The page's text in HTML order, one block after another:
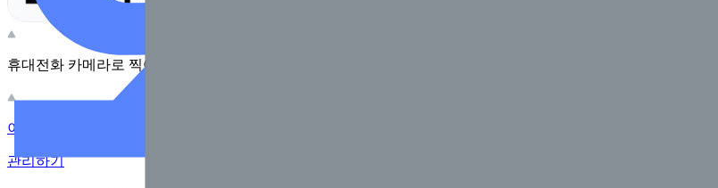
휴대전화 카메라로 찍어보세요
이 주유소의 사장님이신가요?
관리하기